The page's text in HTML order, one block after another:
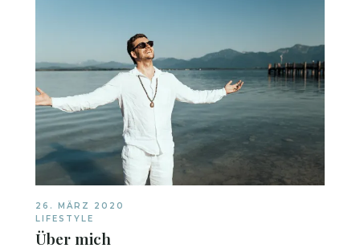
26. MÄRZ 2020
LIFESTYLE
Über mich